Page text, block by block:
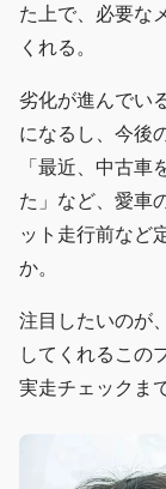
た上で、必要な
くれる。
劣化が進んでい
になるし、今後
「最近、中古車
た」など、愛車
ット走行前など
か。
注目したいのが
してくれるこの
実走チェックま